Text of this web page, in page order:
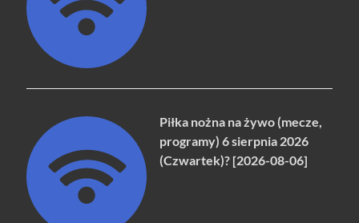
Piłka nożna na żywo (mecze,
programy) 6 sierpnia 2026
(Czwartek)? [2026-08-06]